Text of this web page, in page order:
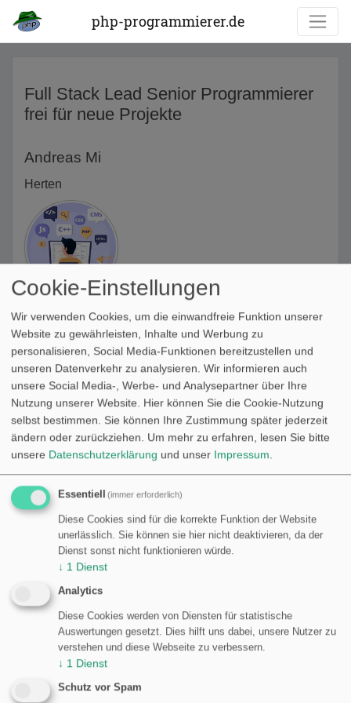
php-programmierer.de
Full Stack Lead Senior Programmierer
frei für neue Projekte
Andreas Mi
Herten
Full Stack Lead Senior Programmierer frei für neue
Projekte
PHP, Mysql, Html5, Css3, JS, Bootstrap, Jquery ,
Frameworks, uvm.
alles remote
über 30 Jahre Erfahrung
erp Systeme
crm Systeme
Call center
Tourismus
Transport
Fintech
Sie haben das Projekt ich habe die Lösung
Kontakt
45701 Herten
Cookie-Einstellungen
Wir verwenden Cookies, um die einwandfreie Funktion unserer
Website zu gewährleisten, Inhalte und Werbung zu
personalisieren, Social Media-Funktionen bereitzustellen und
unseren Datenverkehr zu analysieren. Wir informieren auch
unsere Social Media-, Werbe- und Analysepartner über Ihre
Nutzung unserer Website. Hier können Sie die Cookie-Nutzung
selbst bestimmen. Sie können Ihre Zustimmung später jederzeit
ändern oder zurückziehen. Um mehr zu erfahren, lesen Sie bitte
unsere Datenschutzerklärung und unser Impressum.
Essentiell (immer erforderlich)
Diese Cookies sind für die korrekte Funktion der Website
unerlässlich. Sie können sie hier nicht deaktivieren, da der
Dienst sonst nicht funktionieren würde.
↓ 1 Dienst
Analytics
Diese Cookies werden von Diensten für statistische
Auswertungen gesetzt. Dies hilft uns dabei, unsere Nutzer zu
verstehen und diese Webseite zu verbessern.
↓ 1 Dienst
Schutz vor Spam